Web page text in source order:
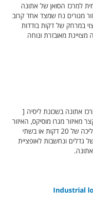
למרכז הסואן של אתונה
מגורים נח שמצד אחד קרוב
מצוי במרחק של דקות בודדות
מאובזרת ונוחה
אתונה בשכונת ליסיה [
מאיזור מגרו מוסיקס, האיזור
רגוע יותר אך קרוב למרכז וניתן להגעה או בהליכה של 20 דקות או בשתי
גדלים ונחשבות לאופציית
Industrial